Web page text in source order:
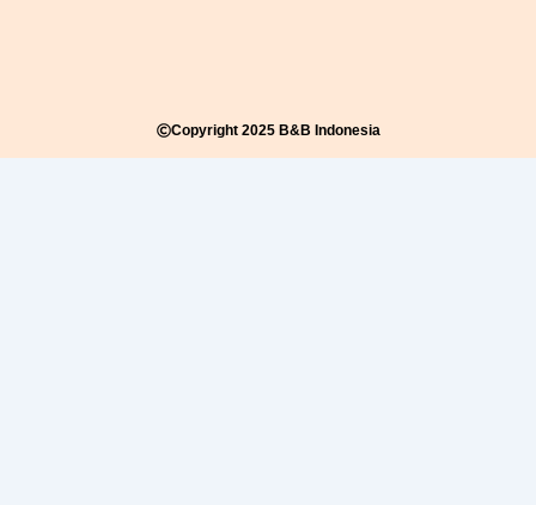
Copyright 2025 B&B Indonesia